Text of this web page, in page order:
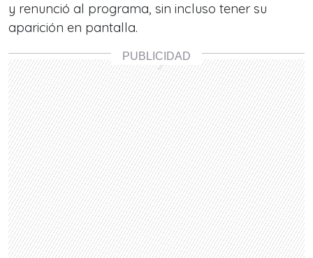
y renunció al programa, sin incluso tener su
aparición en pantalla.